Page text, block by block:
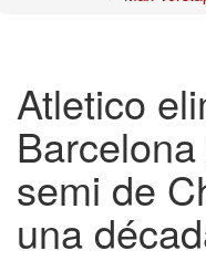
Atletico
semi de
una